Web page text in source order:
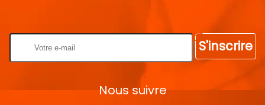
S'inscrire
Nous suivre